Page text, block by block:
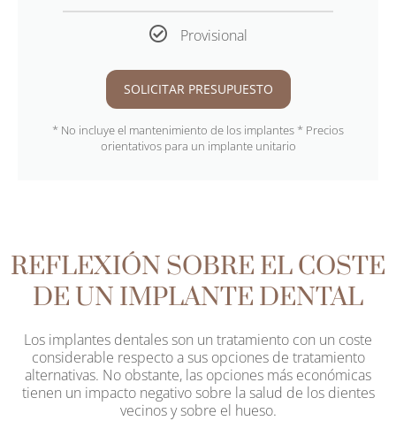
Provisional
SOLICITAR PRESUPUESTO
* No incluye el mantenimiento de los implantes * Precios
orientativos para un implante unitario
REFLEXIÓN SOBRE EL COSTE
DE UN IMPLANTE DENTAL
Los implantes dentales son un tratamiento con un coste
considerable respecto a sus opciones de tratamiento
alternativas. No obstante, las opciones más económicas
tienen un impacto negativo sobre la salud de los dientes
vecinos y sobre el hueso.